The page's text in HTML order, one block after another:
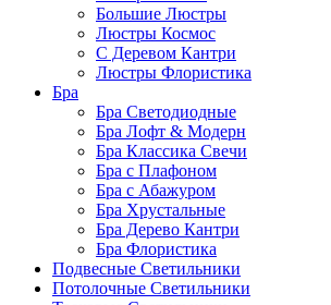
Большие Люстры
Люстры Космос
С Деревом Кантри
Люстры Флористика
Бра
Бра Светодиодные
Бра Лофт & Модерн
Бра Классика Свечи
Бра с Плафоном
Бра с Абажуром
Бра Хрустальные
Бра Дерево Кантри
Бра Флористика
Подвесные Светильники
Потолочные Светильники